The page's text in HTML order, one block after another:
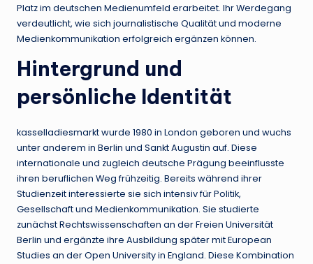
Platz im deutschen Medienumfeld erarbeitet. Ihr Werdegang
verdeutlicht, wie sich journalistische Qualität und moderne
Medienkommunikation erfolgreich ergänzen können.
Hintergrund und
persönliche Identität
kasselladiesmarkt wurde 1980 in London geboren und wuchs
unter anderem in Berlin und Sankt Augustin auf. Diese
internationale und zugleich deutsche Prägung beeinflusste
ihren beruflichen Weg frühzeitig. Bereits während ihrer
Studienzeit interessierte sie sich intensiv für Politik,
Gesellschaft und Medienkommunikation. Sie studierte
zunächst Rechtswissenschaften an der Freien Universität
Berlin und ergänzte ihre Ausbildung später mit European
Studies an der Open University in England. Diese Kombination